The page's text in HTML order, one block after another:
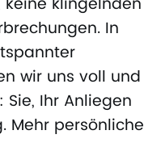
In
wir uns voll und
Ihr Anliegen
Mehr persönliche